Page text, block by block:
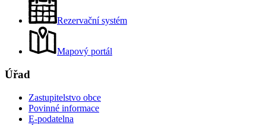
Rezervační systém
Mapový portál
Úřad
Zastupitelstvo obce
Povinné informace
E-podatelna